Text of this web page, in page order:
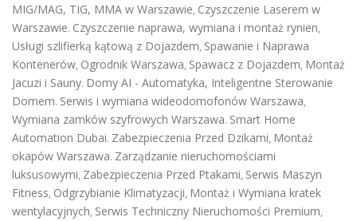
MIG/MAG, TIG, MMA w Warszawie, Czyszczenie Laserem w
Warszawie. Czyszczenie naprawa, wymiana i montaż rynien,
Usługi szlifierką kątową z Dojazdem, Spawanie i Naprawa
Kontenerów, Ogrodnik Warszawa, Spawacz z Dojazdem, Montaż
Jacuzi i Sauny. Domy AI - Automatyka, Inteligentne Sterowanie
Domem. Serwis i wymiana wideodomofonów Warszawa,
Wymiana zamków szyfrowych Warszawa. Smart Home
Automation Dubai. Zabezpieczenia Przed Dzikami, Montaż
okapów Warszawa. Zarządzanie nieruchomościami
luksusowymi, Zabezpieczenia Przed Ptakami, Serwis Maszyn
Fitness, Odgrzybianie Klimatyzacji, Montaż i Wymiana kratek
wentylacyjnych, Serwis Techniczny Nieruchomości Premium,